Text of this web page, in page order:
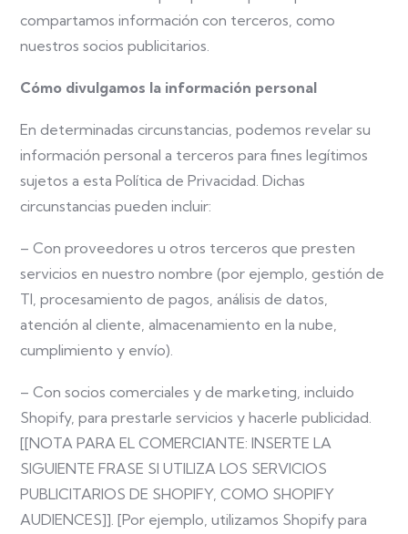
compartamos información con terceros, como
nuestros socios publicitarios.
Cómo divulgamos la información personal
En determinadas circunstancias, podemos revelar su
información personal a terceros para fines legítimos
sujetos a esta Política de Privacidad. Dichas
circunstancias pueden incluir:
– Con proveedores u otros terceros que presten
servicios en nuestro nombre (por ejemplo, gestión de
TI, procesamiento de pagos, análisis de datos,
atención al cliente, almacenamiento en la nube,
cumplimiento y envío).
– Con socios comerciales y de marketing, incluido
Shopify, para prestarle servicios y hacerle publicidad.
[[NOTA PARA EL COMERCIANTE: INSERTE LA
SIGUIENTE FRASE SI UTILIZA LOS SERVICIOS
PUBLICITARIOS DE SHOPIFY, COMO SHOPIFY
AUDIENCES]]. [Por ejemplo, utilizamos Shopify para